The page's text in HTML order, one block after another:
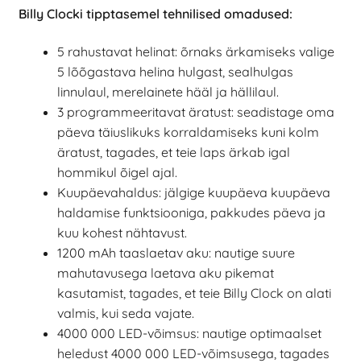
Billy Clocki tipptasemel tehnilised omadused:
5 rahustavat helinat: õrnaks ärkamiseks valige
5 lõõgastava helina hulgast, sealhulgas
linnulaul, merelainete hääl ja hällilaul.
3 programmeeritavat äratust: seadistage oma
päeva täiuslikuks korraldamiseks kuni kolm
äratust, tagades, et teie laps ärkab igal
hommikul õigel ajal.
Kuupäevahaldus: jälgige kuupäeva kuupäeva
haldamise funktsiooniga, pakkudes päeva ja
kuu kohest nähtavust.
1200 mAh taaslaetav aku: nautige suure
mahutavusega laetava aku pikemat
kasutamist, tagades, et teie Billy Clock on alati
valmis, kui seda vajate.
4000 000 LED-võimsus: nautige optimaalset
heledust 4000 000 LED-võimsusega, tagades